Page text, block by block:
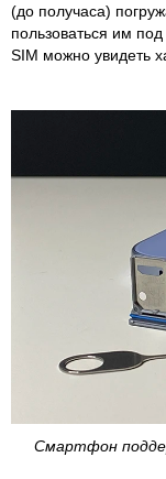
(до получаса)
пользоваться им
SIM можно увидеть
Смартфон